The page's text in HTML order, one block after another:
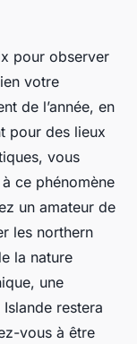
pour observer
votre
de l’année, en
pour des lieux
vous
ce phénomène
un amateur de
les northern
la nature
une
Islande restera
vous à être